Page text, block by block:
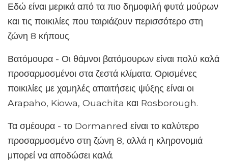
Εδώ είναι μερικά από τα πιο δημοφιλή φυτά μούρων
και τις ποικιλίες που ταιριάζουν περισσότερο στη
ζώνη 8 κήπους.
Βατόμουρα - Οι θάμνοι βατόμουρων είναι πολύ καλά
προσαρμοσμένοι στα ζεστά κλίματα. Ορισμένες
ποικιλίες με χαμηλές απαιτήσεις ψύξης είναι οι
Arapaho, Kiowa, Ouachita και Rosborough.
Τα σμέουρα - το Dormanred είναι το καλύτερο
προσαρμοσμένο στη ζώνη 8, αλλά η κληρονομιά
μπορεί να αποδώσει καλά.